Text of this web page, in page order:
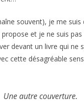
souvent), je me
et je ne suis
devant un livre qui ne
cette désagréable
Une autre couverture.